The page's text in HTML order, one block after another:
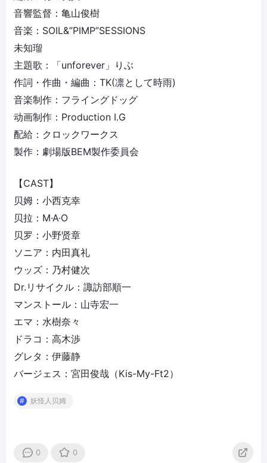
音響監督：亀山俊樹
音楽：SOIL&”PIMP”SESSIONS
未知瑠
主題歌：「unforever」りぶ
作詞・作曲・編曲：TK(凛として時雨)
音楽制作：フライングドッグ
动画制作：Production I.G
配給：クロックワークス
製作：劇場版BEM製作委員会
【CAST】
贝姆：小西克幸
贝拉：M·A·O
贝罗：小野贤章
ソニア：内田真礼
ウッズ：乃村健次
Dr.リサイクル：諏訪部順一
マンストール：山寺宏一
エマ：水樹奈々
ドラコ：高木渉
グレタ：伊藤静
バージェス：宮田俊哉（Kis-My-Ft2）
妖怪人贝姆
0 0